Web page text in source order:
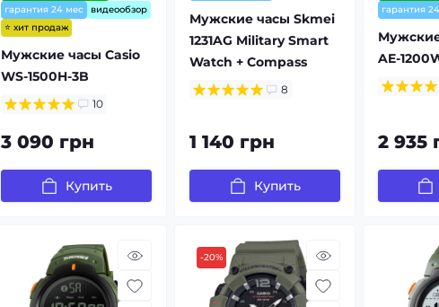
гарантия 24 мес
видеообзор
⭐ хит продаж
Мужские часы Casio
WS-1500H-3B
10
3 090 грн
Купить
Мужские часы Skmei
1231AG Military Smart
Watch + Compass
8
1 140 грн
Купить
гарантия
AE-
2 935
-20%